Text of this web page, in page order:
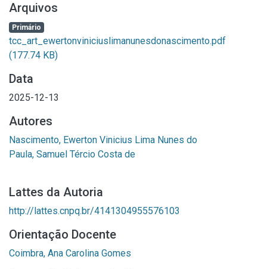
Arquivos
Primário
tcc_art_ewertonviniciuslimanunesdonascimento.pdf
(177.74 KB)
Data
2025-12-13
Autores
Nascimento, Ewerton Vinicius Lima Nunes do
Paula, Samuel Tércio Costa de
Lattes da Autoria
http://lattes.cnpq.br/4141304955576103
Orientação Docente
Coimbra, Ana Carolina Gomes